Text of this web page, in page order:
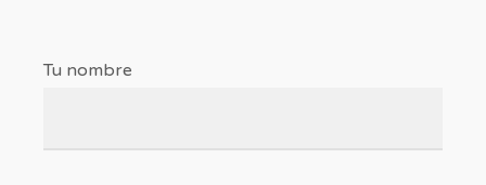
Tu nombre